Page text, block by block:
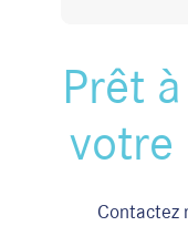
Prêt
votre
Contactez